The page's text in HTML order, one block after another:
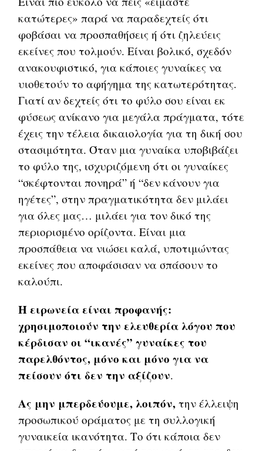
κατώτερες» παρά να παραδεχτείς ότι
φοβάσαι να προσπαθήσεις ή ότι ζηλεύεις
εκείνες που τολμούν. Είναι βολικό, σχεδόν
ανακουφιστικό, για κάποιες γυναίκες να
υιοθετούν το αφήγημα της κατωτερότητας.
Γιατί αν δεχτείς ότι το φύλο σου είναι εκ
φύσεως ανίκανο για μεγάλα πράγματα, τότε
έχεις την τέλεια δικαιολογία για τη δική σου
στασιμότητα. Όταν μια γυναίκα υποβιβάζει
το φύλο της, ισχυριζόμενη ότι οι γυναίκες
“σκέφτονται πονηρά” ή “δεν κάνουν για
ηγέτες”, στην πραγματικότητα δεν μιλάει
για όλες μας… μιλάει για τον δικό της
περιορισμένο ορίζοντα. Είναι μια
προσπάθεια να νιώσει καλά, υποτιμώντας
εκείνες που αποφάσισαν να σπάσουν το
καλούπι.
Η ειρωνεία είναι προφανής:
χρησιμοποιούν την ελευθερία λόγου που
κέρδισαν οι “ικανές” γυναίκες του
παρελθόντος, μόνο και μόνο για να
πείσουν ότι δεν την αξίζουν.
Ας μην μπερδεύουμε, λοιπόν, την έλλειψη
προσωπικού οράματος με τη συλλογική
γυναικεία ικανότητα. Το ότι κάποια δεν